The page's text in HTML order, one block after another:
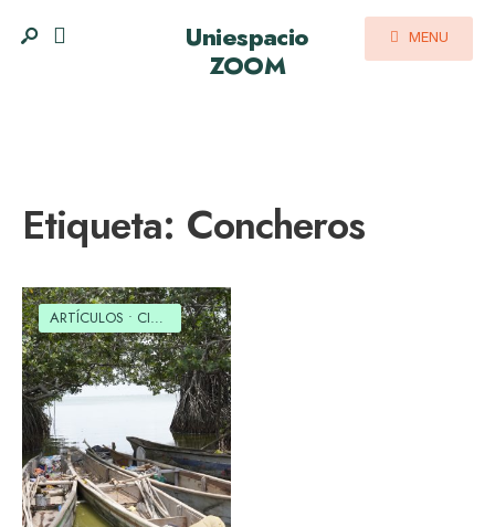
Uniespacio
ZOOM
MENU
Etiqueta: Concheros
ARTÍCULOS • CIENCIA •CULTURAL